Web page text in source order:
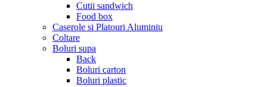
Cutii sandwich
Food box
Caserole si Platouri Aluminiu
Coltare
Boluri supa
Back
Boluri carton
Boluri plastic